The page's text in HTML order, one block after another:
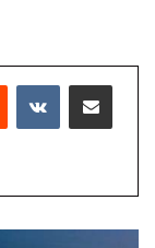
Reddit VKontakteE-Posta ile paylaş